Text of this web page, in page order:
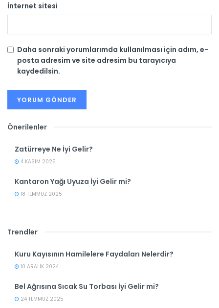
İnternet sitesi
Daha sonraki yorumlarımda kullanılması için adım, e-
posta adresim ve site adresim bu tarayıcıya
kaydedilsin.
Önerilenler
Zatürreye Ne İyi Gelir?
4 KASIM 2025
Kantaron Yağı Uyuza İyi Gelir mi?
18 TEMMUZ 2025
Trendler
Kuru Kayısının Hamilelere Faydaları Nelerdir?
10 ARALIK 2024
Bel Ağrısına Sıcak Su Torbası İyi Gelir mi?
24 TEMMUZ 2025